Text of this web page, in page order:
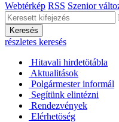
Webtérkép RSS Szenior
Keresés
részletes keresés
Hitavali hirdetötábla
Aktualitások
Polgármester informál
Segítünk elintézni
Rendezvények
Elérhetöség